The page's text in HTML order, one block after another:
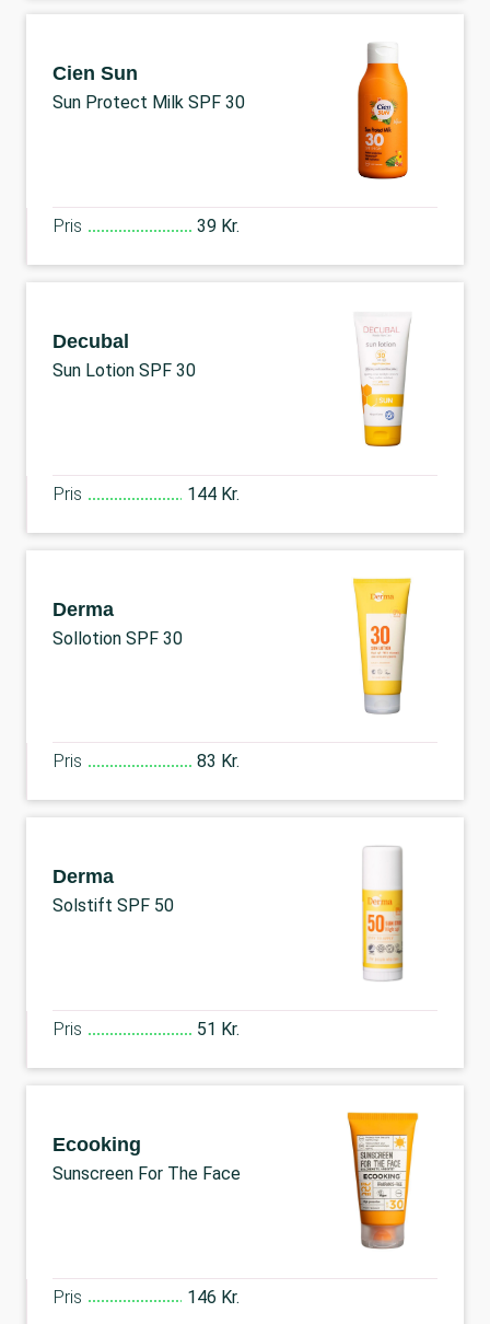
Cien Sun
Sun Protect Milk SPF 30
Pris 39 Kr.
Decubal
Sun Lotion SPF 30
Pris 144 Kr.
Derma
Sollotion SPF 30
Pris 83 Kr.
Derma
Solstift SPF 50
Pris 51 Kr.
Ecooking
Sunscreen For The Face
Pris 146 Kr.